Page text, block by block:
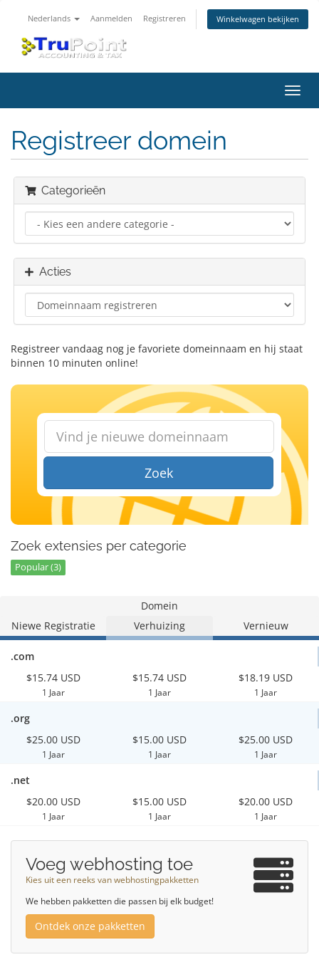
Nederlands Aanmelden Registreren Winkelwagen bekijken
in-/
Registreer domein
Categorieën
Acties
Registreer vandaag nog je favoriete domeinnaam en hij staat
binnen 10 minuten online!
Zoek
Zoek extensies per categorie
Popular (3)
Domein
Niewe Registratie
Verhuizing Vernieuw
.com
$15.74 USD
1 Jaar
$15.74 USD
1 Jaar
$18.19 USD
1 Jaar
.org
$25.00 USD
1 Jaar
$15.00 USD
1 Jaar
$25.00 USD
1 Jaar
.net
$20.00 USD
1 Jaar
$15.00 USD
1 Jaar
$20.00 USD
1 Jaar
Voeg webhosting toe
Kies uit een reeks van webhostingpakketten
We hebben pakketten die passen bij elk budget!
Ontdek onze pakketten